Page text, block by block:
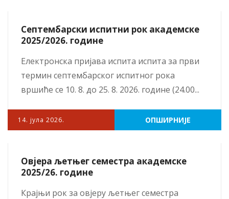
Септембарски испитни рок академске
2025/2026. године
Електронска пријава испита испита за први
термин септембарског испитног рока
вршиће се 10. 8. до 25. 8. 2026. године (24.00...
14. јула 2026. ОПШИРНИЈЕ
Овјера љетњег семестра академске
2025/26. године
Крајњи рок за овјеру љетњег семестра